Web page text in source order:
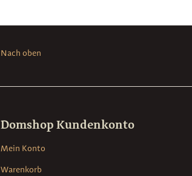
Nach oben
Domshop Kundenkonto
Mein Konto
Warenkorb